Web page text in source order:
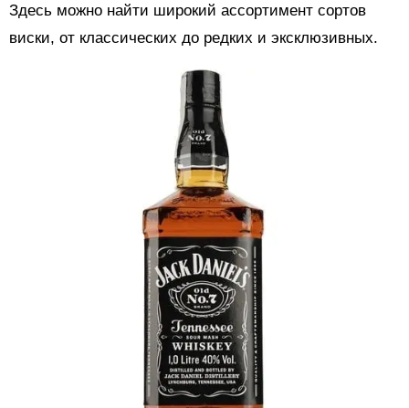
Здесь можно найти широкий ассортимент сортов
виски, от классических до редких и эксклюзивных.